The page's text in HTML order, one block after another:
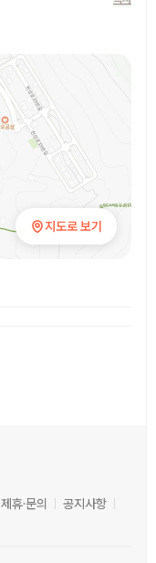
지도로 보기
제휴·문의
공지사항